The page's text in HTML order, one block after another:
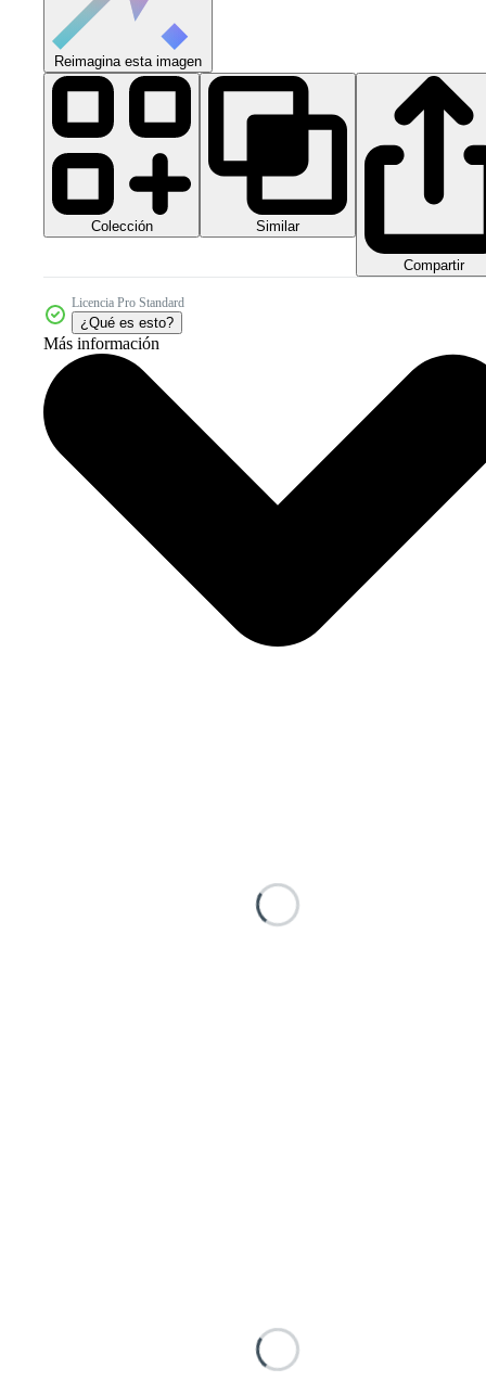
Reimagina esta imagen
Colección Similar
Compartir
Licencia Pro Standard
¿Qué es esto?
Más información